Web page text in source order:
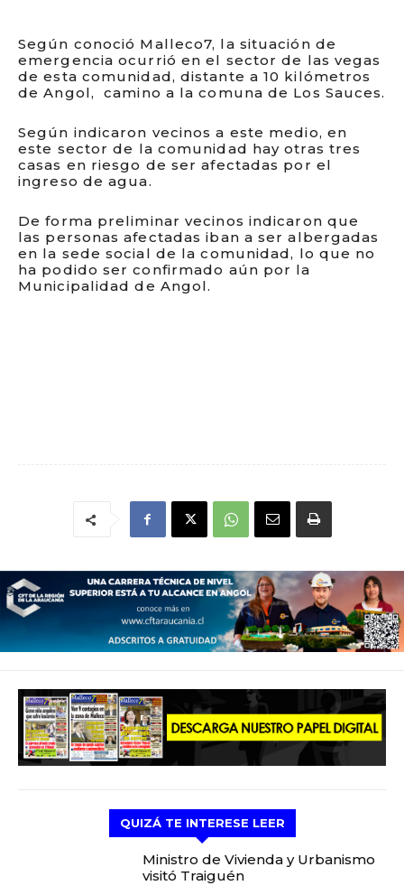
Según conoció Malleco7, la situación de
emergencia ocurrió en el sector de las vegas
de esta comunidad, distante a 10 kilómetros
de Angol, camino a la comuna de Los Sauces.
Según indicaron vecinos a este medio, en
este sector de la comunidad hay otras tres
casas en riesgo de ser afectadas por el
ingreso de agua.
De forma preliminar vecinos indicaron que
las personas afectadas iban a ser albergadas
en la sede social de la comunidad, lo que no
ha podido ser confirmado aún por la
Municipalidad de Angol.
QUIZÁ TE INTERESE LEER
Ministro de Vivienda y Urbanismo
visitó Traiguén